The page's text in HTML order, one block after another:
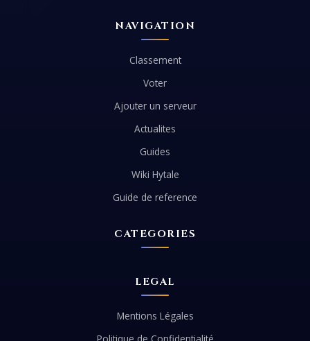
NAVIGATION
Classement
Voter
Ajouter un serveur
Actualites
Guides
Wiki Hytale
Guide de reference
CATEGORIES
LEGAL
Mentions Légales